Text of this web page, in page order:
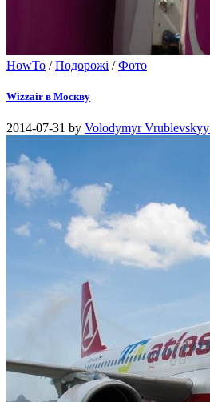
HowTo /Подорожі /Фото
Wizzair в Москву
2014-07-31 by Volodymyr Vrublevskyy